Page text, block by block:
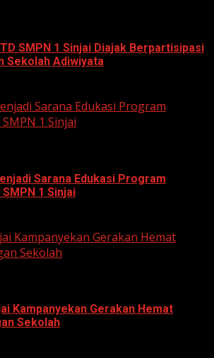
SMPN 1 Sinjai Diajak Berpartisipasi
Sekolah Adiwiyata
Sarana Edukasi Program
1 Sinjai
Sarana Edukasi Program
1 Sinjai
Kampanyekan Gerakan Hemat
Sekolah
Kampanyekan Gerakan Hemat
Sekolah